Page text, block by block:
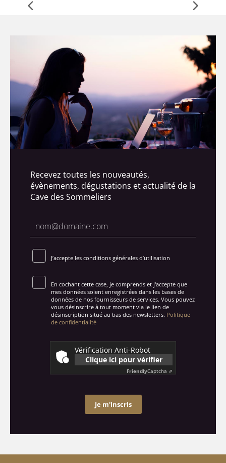
Recevez toutes les nouveautés,
évènements, dégustations et actualité de la
Cave des Sommeliers
J’accepte les conditions générales d’utilisation
En cochant cette case, je comprends et j'accepte que
mes données soient enregistrées dans les bases de
données de nos fournisseurs de services. Vous pouvez
vous désinscrire à tout moment via le lien de
désinscription situé au bas des newsletters. Politique
de confidentialité
Vérification Anti-Robot
Clique ici pour vérifier
FriendlyCaptcha ⇗
Je m'inscris